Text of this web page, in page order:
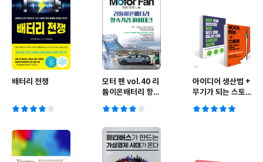
배터리 전쟁
모터 팬 vol.40 리
튬이온배터리 항속
아이디어 생산법 +
무기가 되는 스토